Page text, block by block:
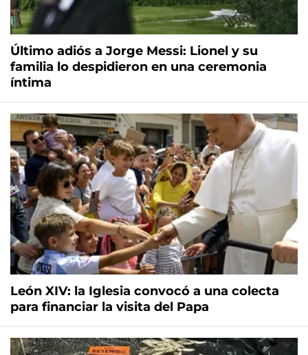
Último adiós a Jorge Messi: Lionel y su
familia lo despidieron en una ceremonia
íntima
León XIV: la Iglesia convocó a una colecta
para financiar la visita del Papa